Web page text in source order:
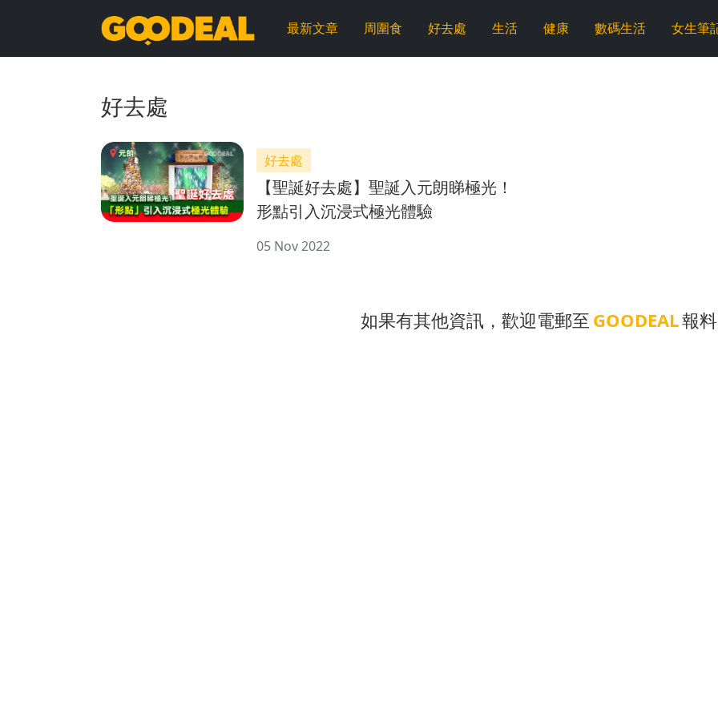
GOODEAL
早
最新文章 周圍食 好去處 生活 健康 數碼生活 女生筆
好去處
好去處
【聖誕好去處】聖誕入元朗睇極光！
形點引入沉浸式極光體驗
05 Nov 2022
如果有其他資訊，歡迎電郵至 GOODEAL報料